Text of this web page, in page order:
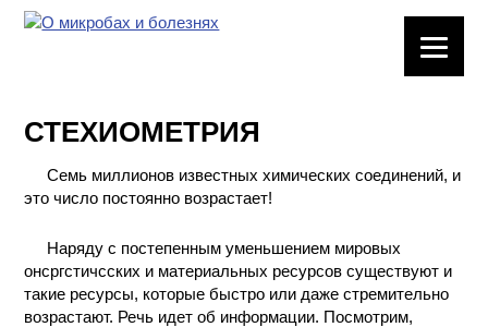
ХИМИЧЕСКАЯ
МЕТОДЫ
ПРАКТИЧЕСКОЙ
СТЕХИОМЕТРИЯ
Семь миллионов известных химических соединений, и
это число постоянно возрастает!
Наряду с постепенным уменьшением мировых
онсргстичсских и материальных ресурсов существуют и
такие ресурсы, которые быстро или даже стремительно
возрастают. Речь идет об информации. Посмотрим,